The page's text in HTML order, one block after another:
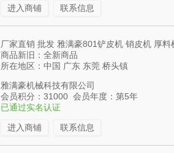
进入商铺 联系信息
厂家直销 批发 雅满豪801铲皮机 销皮机 厚料
商品新旧：全新商品
所在地区：中国 广东 东莞 桥头镇
雅满豪机械科技有限公司
会员积分：31000 会员年度：第5年
已通过实名认证
进入商铺 联系信息